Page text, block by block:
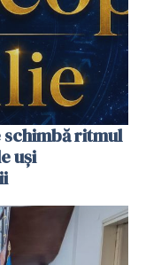
schimbă ritmul
uși